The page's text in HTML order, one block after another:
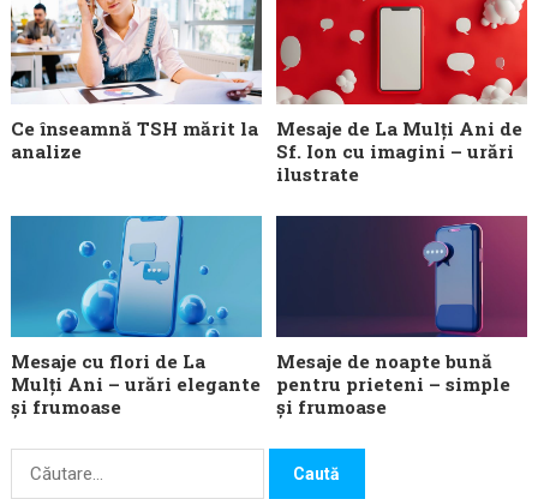
Ce înseamnă TSH mărit la
analize
Mesaje de La Mulți Ani de
Sf. Ion cu imagini – urări
ilustrate
Mesaje cu flori de La
Mulți Ani – urări elegante
și frumoase
Mesaje de noapte bună
pentru prieteni – simple
și frumoase
Caută